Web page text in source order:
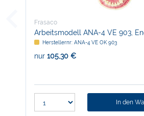
Frasaco
Arbeitsmodell ANA-4 VE 903,
Herstellernr: ANA-4 VE OK 903
nur 105,30 €
In den